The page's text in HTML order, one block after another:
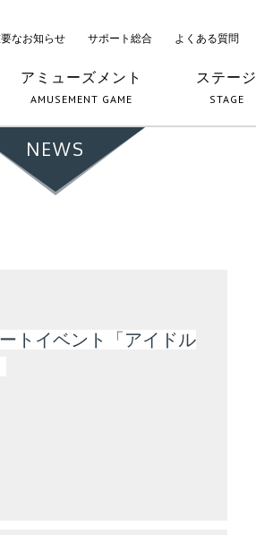
なお知らせ サポート総合 よくある質問
アミューズメント
AMUSEMENT GAME
ステージ
STAGE
NEWS
トイベント「アイドル